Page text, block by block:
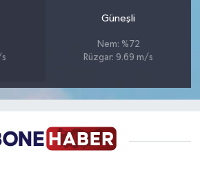
s
Güneşli
Nem: %72
Rüzgar: 9.69 m/s